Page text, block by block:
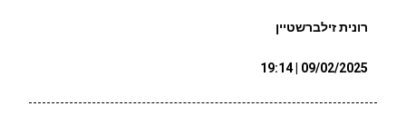
רונית זילברשטיין
09/02/2025 | 19:14